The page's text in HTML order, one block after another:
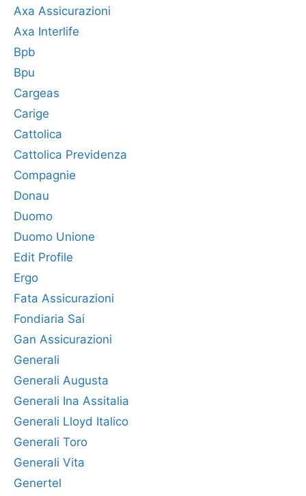
Axa Assicurazioni
Axa Interlife
Bpb
Bpu
Cargeas
Carige
Cattolica
Cattolica Previdenza
Compagnie
Donau
Duomo
Duomo Unione
Edit Profile
Ergo
Fata Assicurazioni
Fondiaria Sai
Gan Assicurazioni
Generali
Generali Augusta
Generali Ina Assitalia
Generali Lloyd Italico
Generali Toro
Generali Vita
Genertel